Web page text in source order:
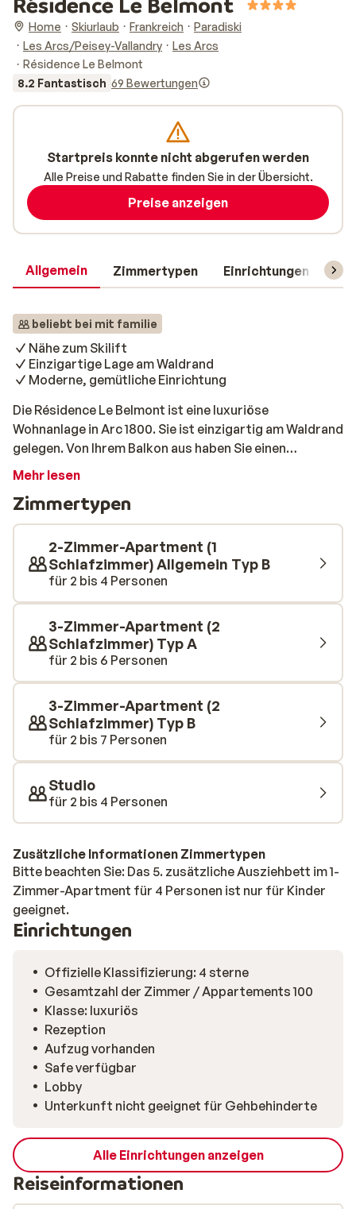
Home Skiurlaub Frankreich
Paradiski
Les Arcs/Peisey-Vallandry
Les Arcs
Résidence Le Belmont
8.2 Fantastisch 69 Bewertungen
Allgemein Zimmertypen Einrichtungen
beliebt bei mit familie
Nähe zum Skilift
Einzigartige Lage am Waldrand
Moderne, gemütliche Einrichtung
Die Résidence Le Belmont ist eine luxuriöse
Wohnanlage in Arc 1800. Sie ist einzigartig am Waldrand
gelegen. Von Ihrem Balkon aus haben Sie einen
herrlichen Blick auf den Wald und die Berge. Der Lift ist
Fuß ins Zentrum gehen. Die Wohnungen sind geräumig
und sehr geschmackvoll eingerichtet. Die Wände sind
mit Holz verkleidet, was eine warme, typisch alpine
Atmosphäre schafft. Außerdem sind die Wohnungen
modern und mit viel Liebe zum Detail eingerichtet. Die
ausgezeichnete Lage und die gemütliche Atmosphäre
dieser Residenz machen sie sehr empfehlenswert.
Mehr lesen
Zimmertypen
2-Zimmer-Apartment (1
Schlafzimmer) Allgemein Typ B
für 2 bis 4 Personen
3-Zimmer-Apartment (2
Schlafzimmer) Typ A
für 2 bis 6 Personen
3-Zimmer-Apartment (2
Schlafzimmer) Typ B
für 2 bis 7 Personen
Studio
für 2 bis 4 Personen
Zusätzliche Informationen Zimmertypen
Bitte beachten Sie: Das 5. zusätzliche Ausziehbett im 1-
Zimmer-Apartment für 4 Personen ist nur für Kinder
geeignet.
Einrichtungen
Offizielle Klassifizierung: 4 sterne
Gesamtzahl der Zimmer / Appartements 100
Klasse: luxuriös
Rezeption
Aufzug vorhanden
Safe verfügbar
Lobby
Unterkunft nicht geeignet für Gehbehinderte
Alle Einrichtungen anzeigen
Reiseinformationen
Startpreis konnte nicht abgerufen werden
Alle Preise und Rabatte finden Sie in der Übersicht.
Preise anzeigen